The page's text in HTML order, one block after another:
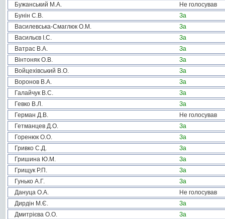
Бужанський М.А.
Не голосував
Бунін С.В.
За
Василевська-Смаглюк О.М.
За
Васильєв І.С.
За
Ватрас В.А.
За
Вінтоняк О.В.
За
Войцехівський В.О.
За
Воронов В.А.
За
Галайчук В.С.
За
Гевко В.Л.
За
Герман Д.В.
Не голосував
Гетманцев Д.О.
За
Горенюк О.О.
За
Гривко С.Д.
За
Гришина Ю.М.
За
Грищук Р.П.
За
Гунько А.Г.
За
Дануца О.А.
Не голосував
Дирдін М.Є.
За
Дмитрієва О.О.
За